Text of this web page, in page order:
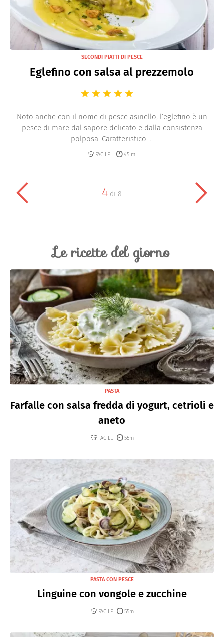
SECONDI PIATTI DI PESCE
Eglefino con salsa al prezzemolo
Noto anche con il nome di pesce asinello, l’eglefino è un
pesce di mare dal sapore delicato e dalla consistenza
polposa. Caratteristico ...
FACILE 45 m
4 di 8
Le ricette del giorno
PASTA
Farfalle con salsa fredda di yogurt, cetrioli e
aneto
FACILE 55m
PASTA CON PESCE
Linguine con vongole e zucchine
FACILE 55m